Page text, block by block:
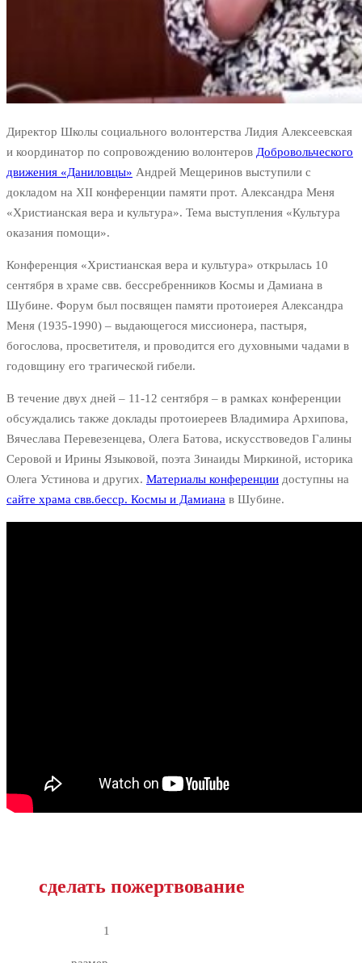
Директор Школы социального волонтерства Лидия Алексеевская
и координатор по сопровождению волонтеров Добровольческого
движения «Даниловцы» Андрей Мещеринов выступили с
докладом на XII конференции памяти прот. Александра Меня
«Христианская вера и культура». Тема выступления «Культура
оказания помощи».
Конференция «Христианская вера и культура» открылась 10
сентября в храме свв. бессребренников Космы и Дамиана в
Шубине. Форум был посвящен памяти протоиерея Александра
Меня (1935-1990) – выдающегося миссионера, пастыря,
богослова, просветителя, и проводится его духовными чадами в
годовщину его трагической гибели.
В течение двух дней – 11-12 сентября – в рамках конференции
обсуждались также доклады протоиереев Владимира Архипова,
Вячеслава Перевезенцева, Олега Батова, искусствоведов Галины
Серовой и Ирины Языковой, поэта Зинаиды Миркиной, историка
Олега Устинова и других. Материалы конференции доступны на
сайте храма свв.бесср. Космы и Дамиана в Шубине.
сделать пожертвование
1